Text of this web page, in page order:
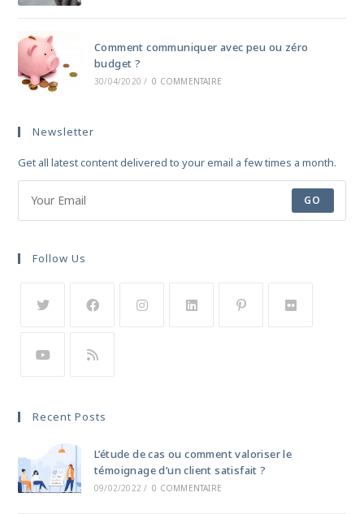
Comment communiquer avec peu ou zéro
budget ?
30/04/2020 / 0 COMMENTAIRE
Newsletter
Get all latest content delivered to your email a few times a month.
GO
Follow Us
Recent Posts
L’étude de cas ou comment valoriser le
témoignage d’un client satisfait ?
09/02/2022 / 0 COMMENTAIRE